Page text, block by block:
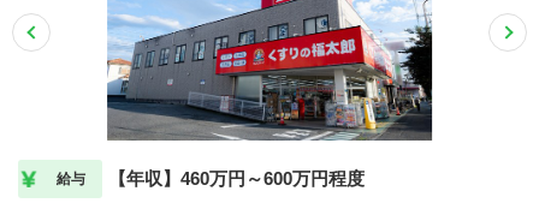
給与 【年収】460万円～600万円程度